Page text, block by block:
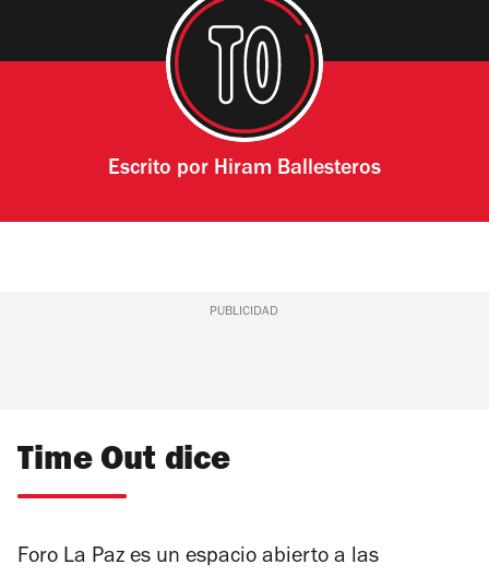
Escrito por Hiram Ballesteros
PUBLICIDAD
Time Out dice
Foro La Paz es un espacio abierto a las